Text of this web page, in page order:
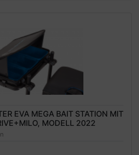
EVA MEGA BAIT STATION MIT
MODELL 2022